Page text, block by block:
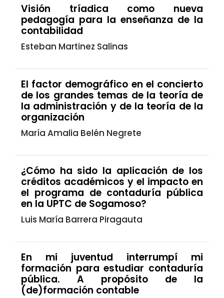
Visión tríadica como nueva
pedagogía para la enseñanza de la
contabilidad
Esteban Martinez Salinas
El factor demográfico en el concierto
de los grandes temas de la teoría de
la administración y de la teoría de la
organización
María Amalia Belén Negrete
¿Cómo ha sido la aplicación de los
créditos académicos y el impacto en
el programa de contaduría pública
en la UPTC de Sogamoso?
Luis María Barrera Piragauta
En mi juventud interrumpí mi
formación para estudiar contaduría
pública. A propósito de la
(de)formación contable